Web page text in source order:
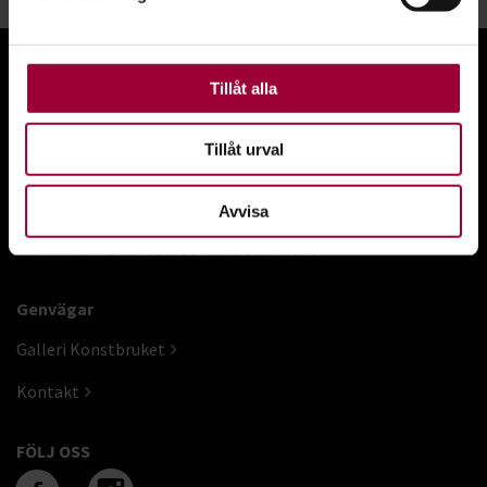
För att du ska få en så bra upplevelse som möjligt
Tillåt alla
Tillåt urval
Avvisa
Gå till studiefrämjandets startsida
sig till personer med funktionsnedsättning som är
Genvägar
Galleri Konstbruket
Kontakt
FÖLJ OSS